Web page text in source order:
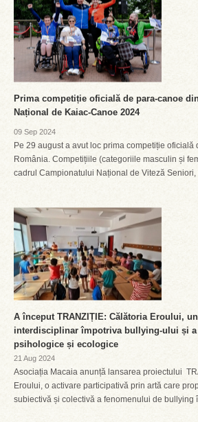
Prima competiție oficială de para-canoe
Național de Kaiac-Canoe 2024
09 Sep 2024
Pe 29 august a avut loc prima competiție oficială
România. Competițiile (categoriile masculin și
cadrul Campionatului Național de Viteză Seniori,
A început TRANZIȚIE: Călătoria Eroului,
interdisciplinar împotriva bullying-ului și a
psihologice și ecologice
21 Aug 2024
Asociația Macaia anunță lansarea proiectului
Eroului, o activare participativă prin artă care
subiectivă și colectivă a fenomenului de bullying